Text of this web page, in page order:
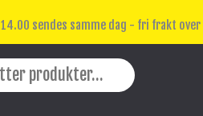
sendes samme dag - fri frakt over